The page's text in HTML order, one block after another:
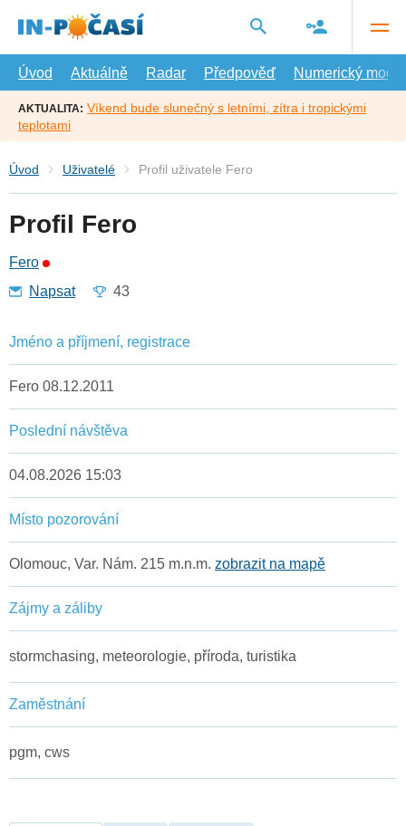
hlavní
Úvod
Aktuálně Radar Předpověď Numerický model
AKTUALITA: Víkend bude slunečný s letními, zítra i tropickými
teplotami
Úvod Uživatelé Profil uživatele Fero
Profil Fero
Fero
Napsat
43
Jméno a příjmení, registrace
Fero 08.12.2011
Poslední návštěva
04.08.2026 15:03
Místo pozorování
Olomouc, Var. Nám. 215 m.n.m. zobrazit na mapě
Zájmy a záliby
stormchasing, meteorologie, příroda, turistika
Zaměstnání
pgm, cws